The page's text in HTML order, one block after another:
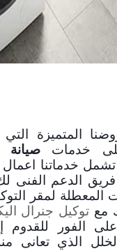
المتميزة
خدمات
خدماتنا اعمال
فريق الدعم الفنى
لمقر
مع توكيل جنرال
على الفور
الذي تعانى